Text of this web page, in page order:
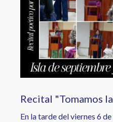
Recital "Tomamos
En la tarde del viernes 6